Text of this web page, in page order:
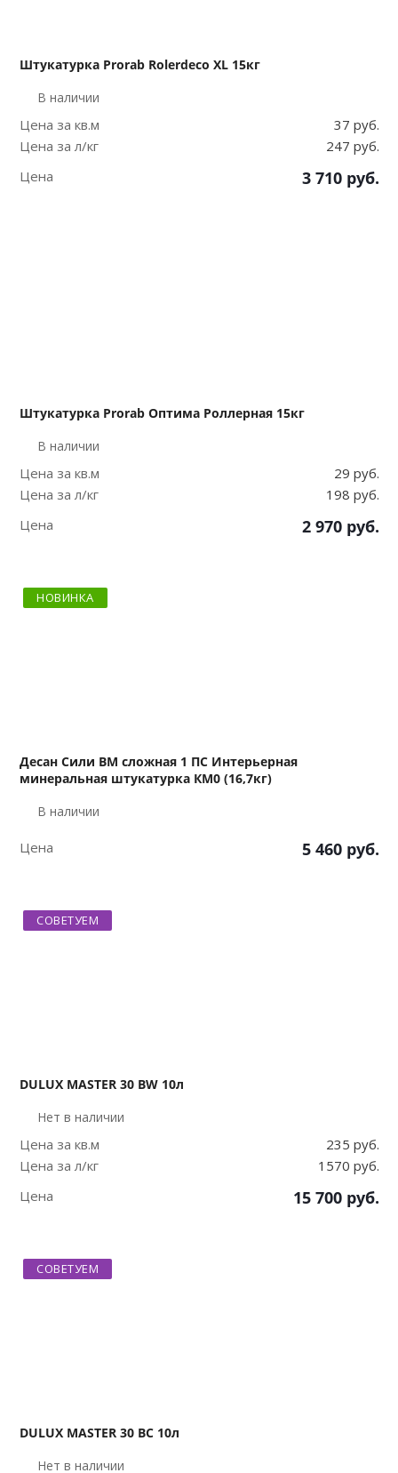
Штукатурка Prorab Rolerdeco XL 15кг
В наличии
Цена за кв.м
37 руб.
Цена за л/кг
247 руб.
Цена
3 710 руб.
Штукатурка Prorab Оптима Роллерная 15кг
В наличии
Цена за кв.м
29 руб.
Цена за л/кг
198 руб.
Цена
2 970 руб.
НОВИНКА
Десан Сили ВМ сложная 1 ПС Интерьерная
минеральная штукатурка КМ0 (16,7кг)
В наличии
Цена 5 460 руб.
СОВЕТУЕМ
DULUX MASTER 30 BW 10л
Нет в наличии
Цена за кв.м
235 руб.
Цена за л/кг
1570 руб.
Цена
15 700 руб.
СОВЕТУЕМ
DULUX MASTER 30 BC 10л
Нет в наличии